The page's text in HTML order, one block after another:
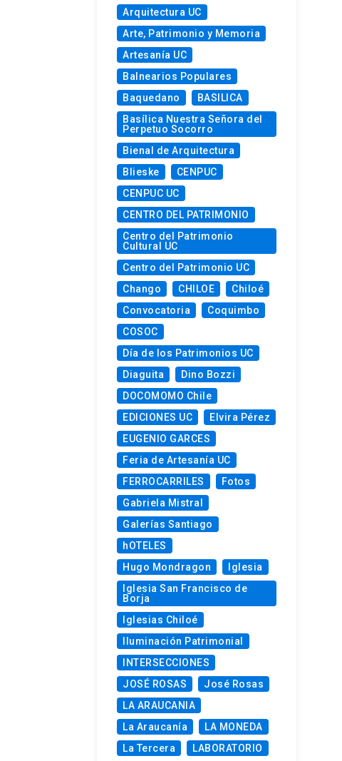
Arquitectura UC
Arte, Patrimonio y Memoria
Artesanía UC
Balnearios Populares
Baquedano
BASILICA
Basílica Nuestra Señora del
Perpetuo Socorro
Bienal de Arquitectura
Blieske
CENPUC
CENPUC UC
CENTRO DEL PATRIMONIO
Centro del Patrimonio
Cultural UC
Centro del Patrimonio UC
Chango
CHILOE
Chiloé
Convocatoria
Coquimbo
COSOC
Día de los Patrimonios UC
Diaguita
Dino Bozzi
DOCOMOMO Chile
EDICIONES UC
Elvira Pérez
EUGENIO GARCES
Feria de Artesanía UC
FERROCARRILES
Fotos
Gabriela Mistral
Galerías Santiago
hOTELES
Hugo Mondragon
Iglesia
Iglesia San Francisco de
Borja
Iglesias Chiloé
Iluminación Patrimonial
INTERSECCIONES
JOSÉ ROSAS
José Rosas
LA ARAUCANIA
La Araucanía
LA MONEDA
La Tercera
LABORATORIO